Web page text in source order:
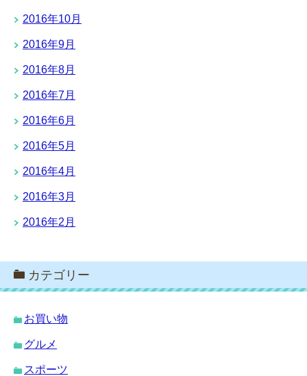
2016年10月
2016年9月
2016年8月
2016年7月
2016年6月
2016年5月
2016年4月
2016年3月
2016年2月
カテゴリー
お買い物
グルメ
スポーツ